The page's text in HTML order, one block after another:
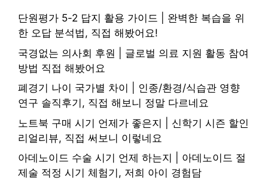
단원평가 5-2 답지 활용 가이드 | 완벽한 복습을 위
한 오답 분석법, 직접 해봤어요!
국경없는 의사회 후원 | 글로벌 의료 지원 활동 참여
방법 직접 해봤어요
폐경기 나이 국가별 차이 | 인종/환경/식습관 영향
연구 솔직후기, 직접 해보니 정말 다르네요
노트북 구매 시기 언제가 좋은지 | 신학기 시즌 할인
리얼리뷰, 직접 써보니 이렇네요
아데노이드 수술 시기 언제 하는지 | 아데노이드 절
제술 적정 시기 체험기, 저희 아이 경험담